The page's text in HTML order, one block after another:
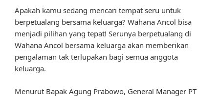
Apakah kamu sedang mencari tempat seru untuk
berpetualang bersama keluarga? Wahana Ancol bisa
menjadi pilihan yang tepat! Serunya berpetualang di
Wahana Ancol bersama keluarga akan memberikan
pengalaman tak terlupakan bagi semua anggota
keluarga.
Menurut Bapak Agung Prabowo, General Manager PT